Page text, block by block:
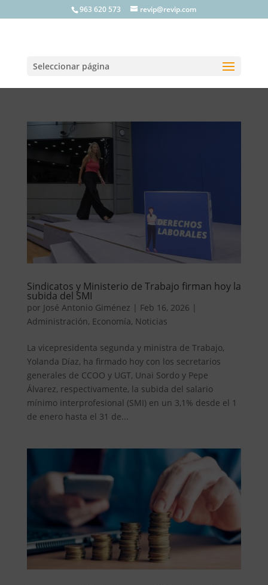
963 620 573 revip@revip.com
Seleccionar página
Sindicatos y Ministerio de Trabajo firman hoy la
subida del SMI
por José Antonio Giménez | Feb 16, 2026 |
Administración, Economía, Noticias
La vicepresidenta segunda y ministra de Trabajo,
Yolanda Díaz, ha firmado hoy con los secretarios
generales de CCOO y UGT, Unai Sordo y Pepe
Álvarez, respectivamente, la subida del salario
mínimo interprofesional (SMI) en un 3,1% desde el 1
de enero hasta el 31 de...